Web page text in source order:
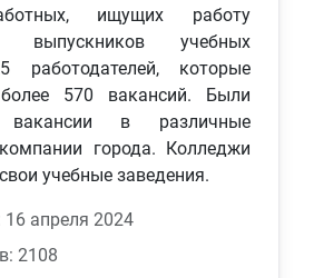
ищущих работу
учебных
работодателей, которые
более 570 вакансий. Были
вакансии в различные
города. Колледжи
учебные заведения.
апреля 2024
2108